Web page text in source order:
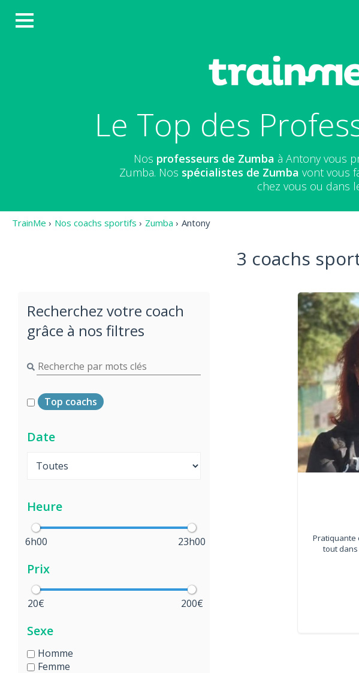
Le Top des
Nos professeurs de Zumba à Antony vous
Zumba. Nos spécialistes de Zumba vont vous
chez vous ou dans
TrainMe › Nos coachs sportifs › Zumba › Antony
Recherchez votre coach
grâce à nos filtres
Top coachs
Date
Heure
6h00 23h00
Prix
20€ 200€
Sexe
Homme
Femme
3 coachs
Pratiquante
tout